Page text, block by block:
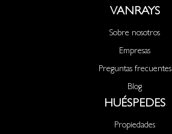
VANRAYS
Sobre nosotros
Empresas
Preguntas frecuentes
Blog
HUÉSPEDES
Propiedades